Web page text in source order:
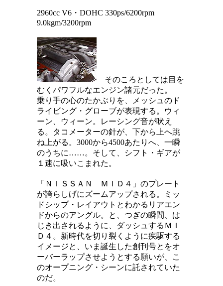
2960cc V6・DOHC 330ps/6200rpm
9.0kgm/3200rpm
そのころとしては目を
むくパワフルなエンジン諸元だった。
乗り手の心のたかぶりを、メッシュのド
ライビング・グローブが表現する。ウィ
ーン、ウィーン。レーシング音が吠え
る。タコメーターの針が、下から上へ跳
ね上がる。3000から4500あたりへ、一瞬
のうちに……。そして、シフト・ギアが
１速に吸いこまれた。
「ＮＩＳＳＡＮ ＭＩＤ４」のプレート
が誇らしげにズームアップされる。ミッ
ドシップ・レイアウトとわかるリアエン
ドからのアングル。と、つぎの瞬間、は
じき出されるように、ダッシュするＭＩ
Ｄ４。新時代を切り裂くように疾駆する
イメージと、いま誕生した創刊号とをオ
ーバーラップさせようとする願いが、こ
のオープニング・シーンに託されていた
のだ。